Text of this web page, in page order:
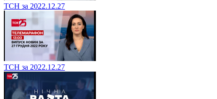
ТСН за 2022.12.27
ТСН за 2022.12.27